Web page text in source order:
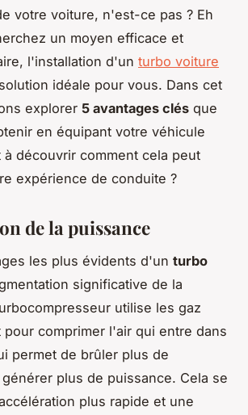
votre voiture, n'est-ce pas ? Eh
un moyen efficace et
l'installation d'un turbo voiture
idéale pour vous. Dans cet
explorer 5 avantages clés que
en équipant votre véhicule
découvrir comment cela peut
expérience de conduite ?
de la puissance
les plus évidents d'un turbo
significative de la
utilise les gaz
comprimer l'air qui entre dans
permet de brûler plus de
plus de puissance. Cela se
plus rapide et une